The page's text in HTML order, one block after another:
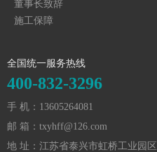
董事长致辞
施工保障
全国统一服务热线
400-832-3296
手 机：13605264081
邮 箱：txyhff@126.com
地 址：江苏省泰兴市虹桥工业园区